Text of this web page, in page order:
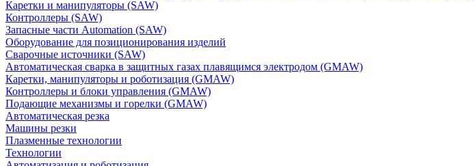
Каретки и манипуляторы (SAW)
Контроллеры (SAW)
Запасные части Automation (SAW)
Оборудование для позиционирования изделий
Сварочные источники (SAW)
Автоматическая сварка в защитных газах плавящимся электродом (GMAW)
Каретки, манипуляторы и роботизация (GMAW)
Контроллеры и блоки управления (GMAW)
Подающие механизмы и горелки (GMAW)
Автоматическая резка
Машины резки
Плазменные технологии
Технологии